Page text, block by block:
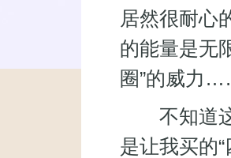
居然很耐心
的能量是无
圈”的威力
不知道这
是让我买的